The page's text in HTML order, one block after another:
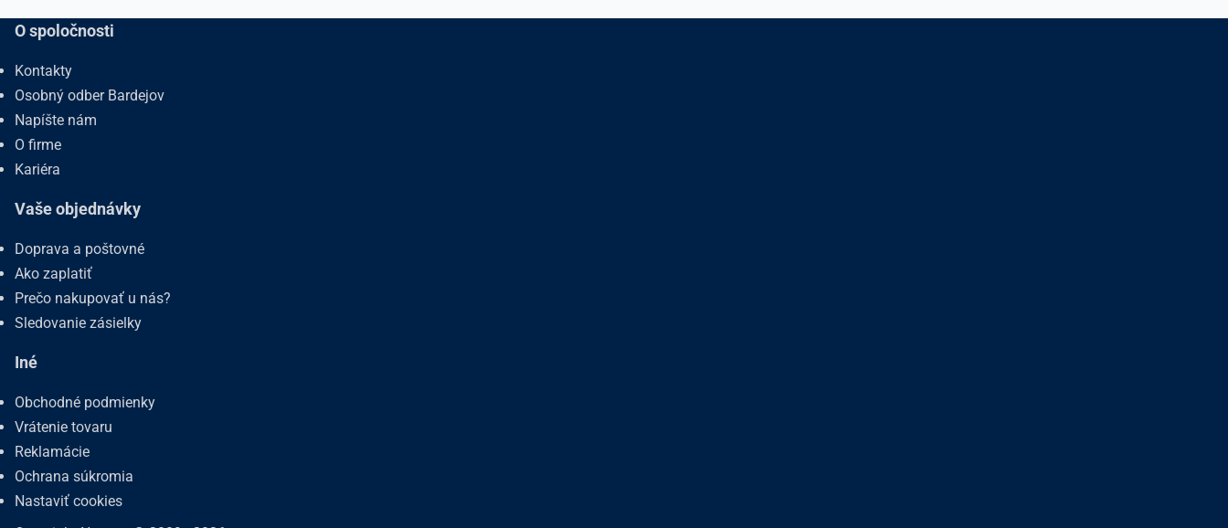
O spoločnosti
Kontakty
Osobný odber Bardejov
Napíšte nám
O firme
Kariéra
Vaše objednávky
Doprava a poštovné
Ako zaplatiť
Prečo nakupovať u nás?
Sledovanie zásielky
Iné
Obchodné podmienky
Vrátenie tovaru
Reklamácie
Ochrana súkromia
Nastaviť cookies